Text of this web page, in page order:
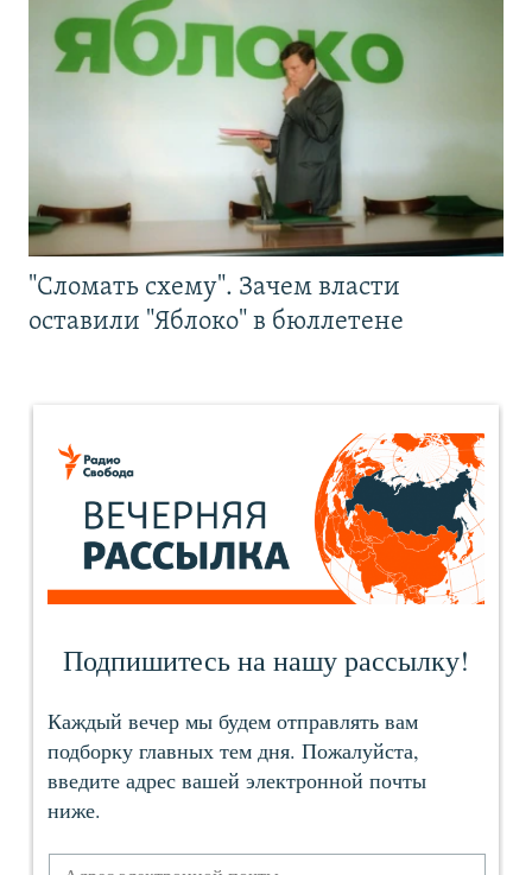
"Сломать схему". Зачем власти
оставили "Яблоко" в бюллетене